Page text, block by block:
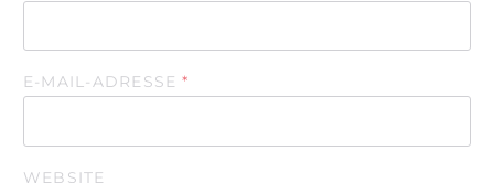
E-MAIL-ADRESSE*
WEBSITE